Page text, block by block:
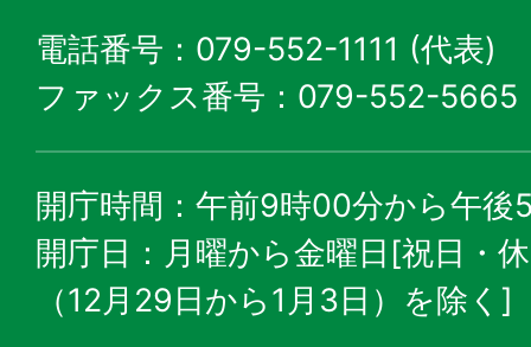
電話番号：079-552-1111 (代表)
ファックス番号：079-552-5665
開庁時間：午前9時00分から午後
開庁日：月曜から金曜日[祝日・
（12月29日から1月3日）を除く]